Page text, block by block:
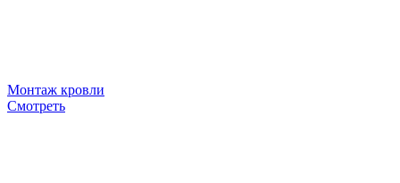
Монтаж кровли
Смотреть